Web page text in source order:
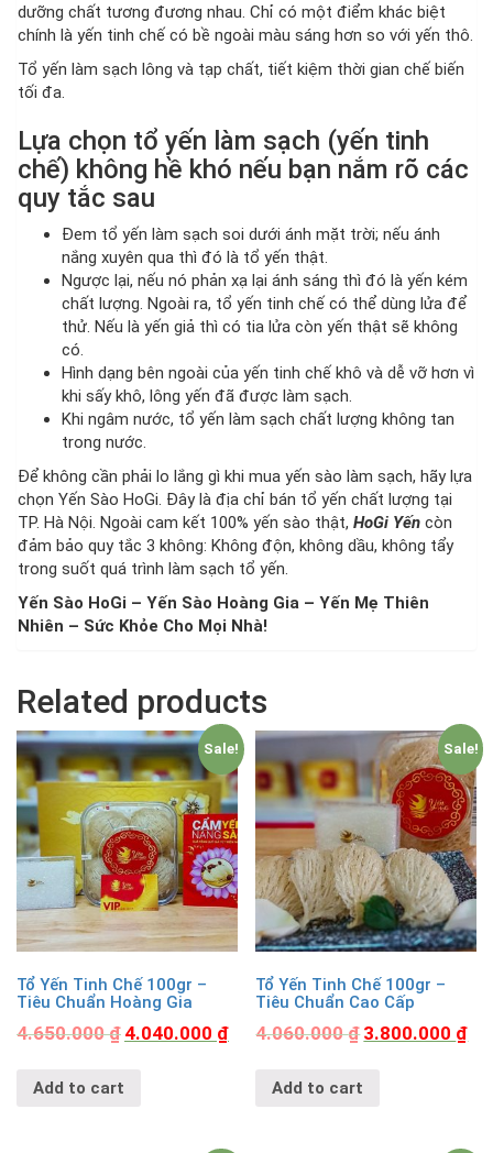
dưỡng chất tương đương nhau. Chỉ có một điểm khác biệt
chính là yến tinh chế có bề ngoài màu sáng hơn so với yến thô.
Tổ yến làm sạch lông và tạp chất, tiết kiệm thời gian chế biến
tối đa.
Lựa chọn tổ yến làm sạch (yến tinh
chế) không hề khó nếu bạn nắm rõ các
quy tắc sau
Đem tổ yến làm sạch soi dưới ánh mặt trời; nếu ánh
nắng xuyên qua thì đó là tổ yến thật.
Ngược lại, nếu nó phản xạ lại ánh sáng thì đó là yến kém
chất lượng. Ngoài ra, tổ yến tinh chế có thể dùng lửa để
thử. Nếu là yến giả thì có tia lửa còn yến thật sẽ không
có.
Hình dạng bên ngoài của yến tinh chế khô và dễ vỡ hơn vì
khi sấy khô, lông yến đã được làm sạch.
Khi ngâm nước, tổ yến làm sạch chất lượng không tan
trong nước.
Để không cần phải lo lắng gì khi mua yến sào làm sạch, hãy lựa
chọn Yến Sào HoGi. Đây là địa chỉ bán tổ yến chất lượng tại
TP. Hà Nội. Ngoài cam kết 100% yến sào thật, HoGi Yến còn
đảm bảo quy tắc 3 không: Không độn, không dầu, không tẩy
trong suốt quá trình làm sạch tổ yến.
Yến Sào HoGi – Yến Sào Hoàng Gia – Yến Mẹ Thiên
Nhiên – Sức Khỏe Cho Mọi Nhà!
Related products
Sale!
Tổ Yến Tinh Chế 100gr –
Tiêu Chuẩn Hoàng Gia
4.650.000₫ 4.040.000 ₫
Add to cart
Sale!
Tổ Yến Tinh Chế 100gr –
Tiêu Chuẩn Cao Cấp
4.060.000₫3.800.000 ₫
Add to cart